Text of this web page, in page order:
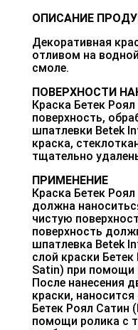
ОПИСАНИЕ
Декоративная
отливом на
смоле.
ПОВЕРХНОСТИ
Краска Бетек
поверхность,
шпатлевки Betek
краска,
тщательно
ПРИМЕНЕНИЕ
Краска Бетек
должна
чистую
поверхность
шпатлевка Betek
слой краски
Satin) при помощи
После нанесения
краски,
Бетек Роял Сатин
помощи ролика с